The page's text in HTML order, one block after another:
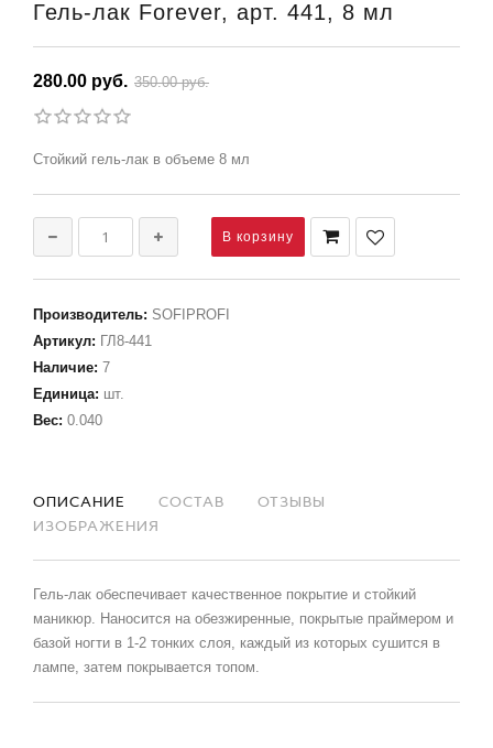
Гель-лак Forever, арт. 441, 8 мл
280.00 руб. 350.00 руб.
Стойкий гель-лак в объеме 8 мл
Производитель: SOFIPROFI
Артикул: ГЛ8-441
Наличие: 7
Единица: шт.
Вес: 0.040
ОПИСАНИЕ СОСТАВ
ОТЗЫВЫ
ИЗОБРАЖЕНИЯ
Гель-лак обеспечивает качественное покрытие и стойкий
маникюр. Наносится на обезжиренные, покрытые праймером и
базой ногти в 1-2 тонких слоя, каждый из которых сушится в
лампе, затем покрывается топом.